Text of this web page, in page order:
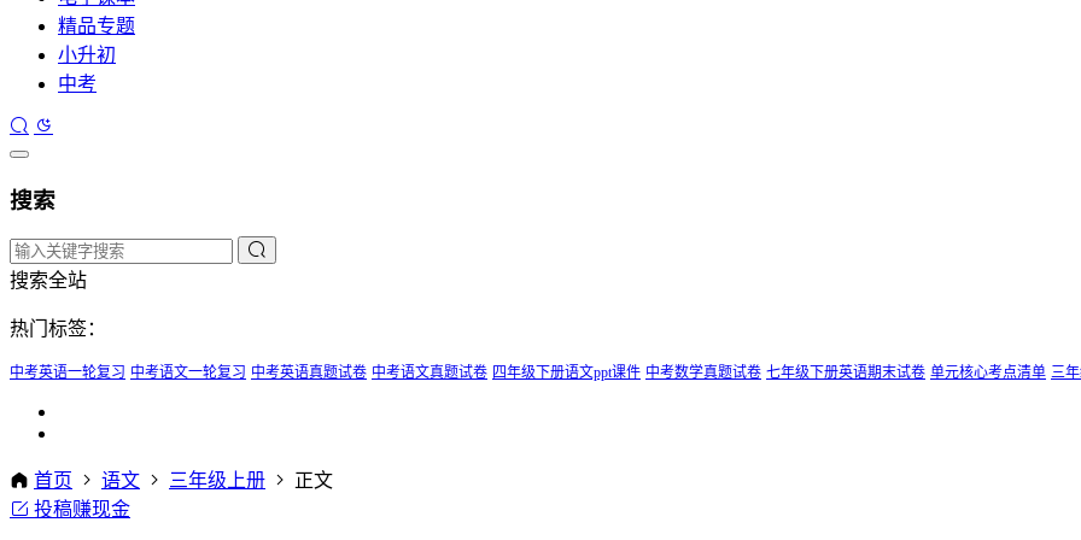
精品专题
小升初
中考
搜索
搜索全站
热门标签：
中考英语一轮复习 中考语文一轮复习 中考英语真题试卷 中考语文真题试卷 四年级下册语文ppt课件 中考数学真题试卷 七年级下册英语期末试卷 单元核心考点清单 三
首页 语文 三年级上册
正文
投稿赚现金